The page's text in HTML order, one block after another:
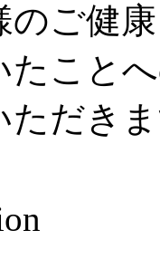
のご健
たこと
ただき